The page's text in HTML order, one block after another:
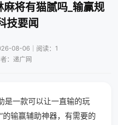
将有猫腻吗_输赢规
技要闻
08-06｜阅读：1
：递广网
是一款可以让一直输的玩
的输赢辅助神器，有需要的